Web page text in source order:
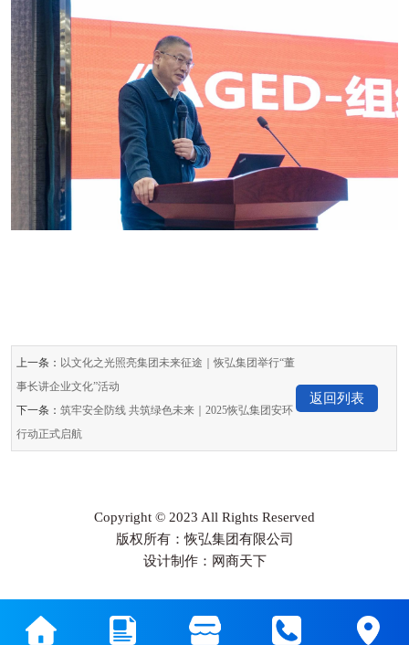
上一条： 以文化之光照亮集团未来征途｜恢弘集团举行“董
事长讲企业文化”活动
下一条：筑牢安全防线 共筑绿色未来｜2025恢弘集团安环
行动正式启航
返回列表
Copyright © 2023 All Rights Reserved
版权所有：恢弘集团有限公司
设计制作：网商天下